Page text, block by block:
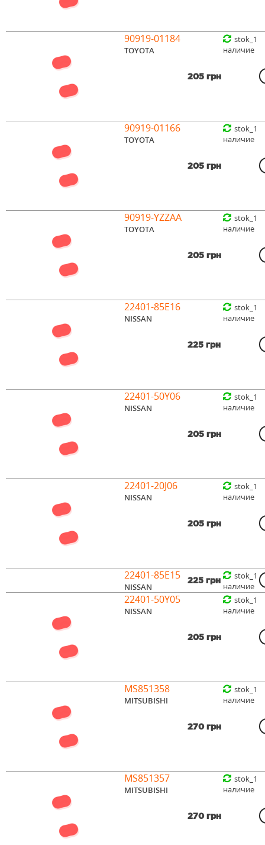
90919-01184
TOYOTA
205 грн
stok_1
наличие
90919-01166
TOYOTA
205 грн
stok_1
наличие
90919-YZZAA
TOYOTA
205 грн
stok_1
наличие
22401-85E16
NISSAN
225 грн
stok_1
наличие
22401-50Y06
NISSAN
205 грн
stok_1
наличие
22401-20J06
NISSAN
205 грн
stok_1
наличие
22401-85E15
NISSAN
225 грн
stok_1
наличие
22401-50Y05
NISSAN
205 грн
stok_1
наличие
MS851358
MITSUBISHI
270 грн
stok_1
наличие
MS851357
MITSUBISHI
270 грн
stok_1
наличие